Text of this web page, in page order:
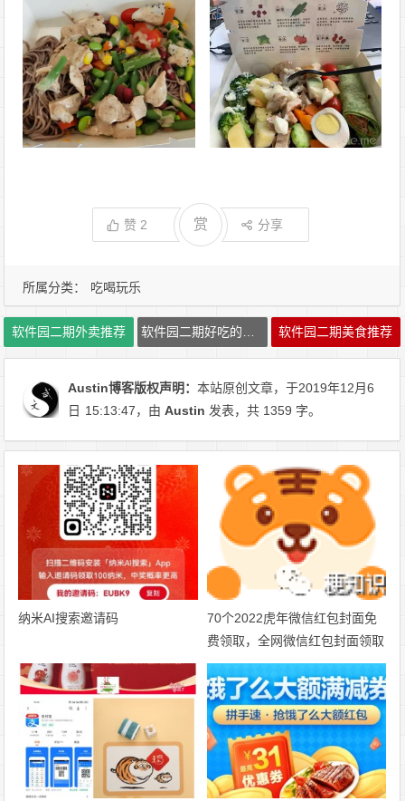
赞2 赏 分享
所属分类： 吃喝玩乐
软件园二期外卖推荐 软件园二期好吃的外卖 软件园二期美食推荐
Austin博客版权声明：本站原创文章，于2019年12月6
日 15:13:47，由Austin 发表，共 1359 字。
纳米AI搜索邀请码
70个2022虎年微信红包封面免
费领取，全网微信红包封面领取
方式汇总